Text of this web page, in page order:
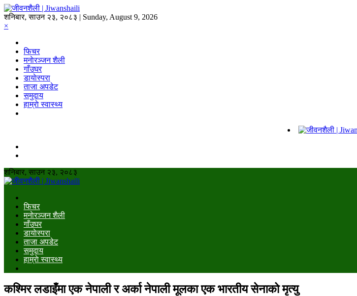
शनिबार, साउन २३, २०८३ | Sunday, August 9, 2026
×
फिचर
मनाेरञ्जन शैली
गाँउघर
डायाेस्परा
ताजा अपडेट
समुदाय
हाम्राे स्वास्थ्य
शनिबार, साउन २३, २०८३
फिचर
मनाेरञ्जन शैली
गाँउघर
डायाेस्परा
ताजा अपडेट
समुदाय
हाम्राे स्वास्थ्य
कश्मिर लडाइँमा एक नेपाली र अर्का नेपाली मूलका एक भारतीय सेनाको मृत्यु